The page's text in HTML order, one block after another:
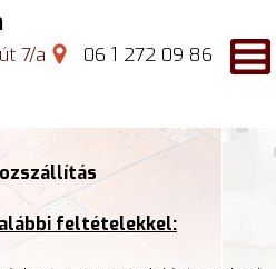
7/a
06 1 272 09 86
feltételekkel: